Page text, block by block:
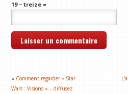
19 − treize =
« Comment regarder « Star
Wars : Visions » – diffusez